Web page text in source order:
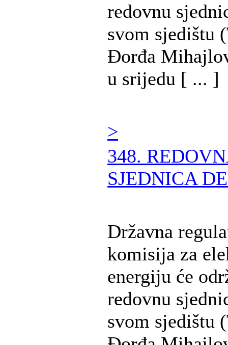
redovnu
svom sjedištu
Đorđa
u srijedu [ ... ]
>
348.
SJEDNICA
Državna
komisija za
energiju će
redovnu
svom sjedištu